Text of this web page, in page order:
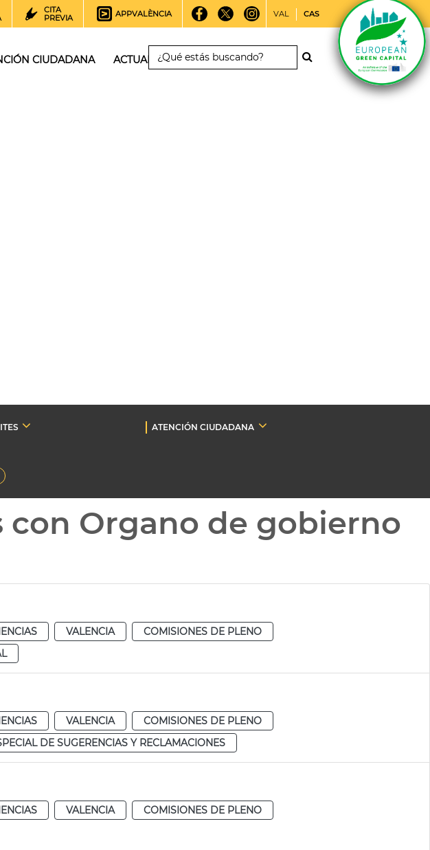
CITA
PREVIA
APPVALÈNCIA VAL CAS
CIUDADANA ACTUALIDAD
ATENCIÓN CIUDADANA
con Organo de gobierno
VALENCIA
COMISIONES DE PLENO
VALENCIA
COMISIONES DE PLENO
DE SUGERENCIAS Y RECLAMACIONES
VALENCIA
COMISIONES DE PLENO